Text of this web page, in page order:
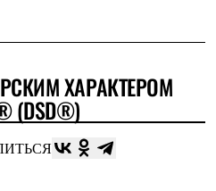
ХАРАКТЕРОМ
(DSD®)